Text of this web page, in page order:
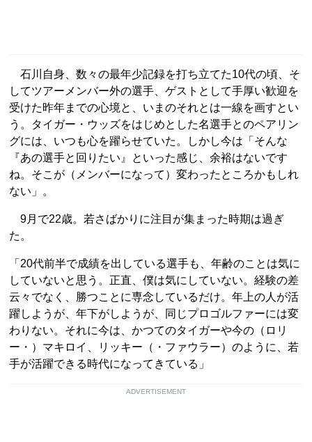
石川自身、数々の最年少記録を打ち立てた10代の頃、そ
してツアーメンバー外の選手、ゲストとして手厚い歓迎を
受けた昨年までの心境と、いまのそれとは一線を画すとい
う。タイガー・ウッズをはじめとした名選手とのペアリン
グには、いつも心を躍らせていた。しかし今は「そんな
『あの選手と回りたい』といった感じ、余裕はないです
ね。そこが（メンバーになって）変わったところかもしれ
ない」。
9月で22歳。若さばかりに注目が集まった時期は過ぎ
た。
「20代前半で成績を出している選手も、年齢のことは気に
していないと思う。正直、僕は気にしていない。経験の差
云々でなく、勝つことに専念しているだけ。年上の人が活
躍しようが、年下がしようが、同じプロゴルファーには変
わりない。それに今は、かつてのタイガーや今の（ロリ
ー・）マキロイ、リッキー（・ファウラー）のように、若
手が活躍できる時代になってきている」
ADVERTISEMENT